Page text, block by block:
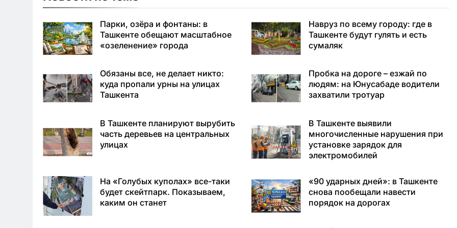
Парки, озёра и фонтаны: в
Ташкенте обещают масштабное
«озеленение» города
Навруз по всему городу: где в
Ташкенте будут гулять и есть
сумаляк
Обязаны все, не делает никто:
куда пропали урны на улицах
Ташкента
Пробка на дороге – езжай по
людям: на Юнусабаде водители
захватили тротуар
В Ташкенте планируют вырубить
часть деревьев на центральных
улицах
В Ташкенте выявили
многочисленные нарушения при
установке зарядок для
электромобилей
На «Голубых куполах» все-таки
будет скейтпарк. Показываем,
каким он станет
«90 ударных дней»: в Ташкенте
снова пообещали навести
порядок на дорогах